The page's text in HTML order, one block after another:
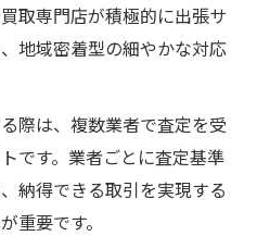
取専門店が積極的に出張サ
地域密着型の細やかな対応
際は、複数業者で査定を受
です。業者ごとに査定基準
納得できる取引を実現する
重要です。